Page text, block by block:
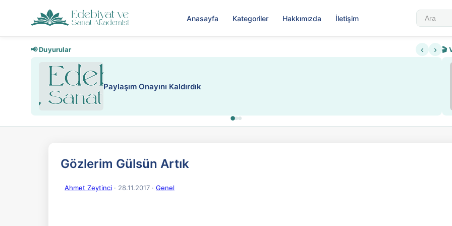
Anasayfa Kategoriler Hakkımızda İletişim
📢 Duyurular ‹ › 🎬
Sabahattin Ali
Gözlerim Gülsün Artık
Ahmet Zeytinci · 28.11.2017 · Genel